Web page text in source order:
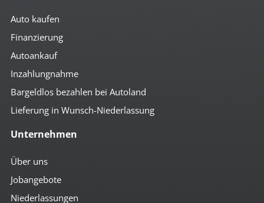
el. anklappbare Spiegel
el. Glas-Schiebedach
el. Spiegel
geteilte Rücksitzbank
Getränkehalter
Handschuhfach mit Kühlfunktion
höhenverst. Beifahrersitz
höhenverst. Fahrersitz
höhenverst. Lenkrad
Klimaautomatik
Multifunktionslenkrad
Schaltwippen
Auto kaufen
Finanzierung
Autoankauf
Inzahlungnahme
Bargeldlos bezahlen bei Autoland
Lieferung in Wunsch-Niederlassung
Unternehmen
Über uns
Jobangebote
Niederlassungen